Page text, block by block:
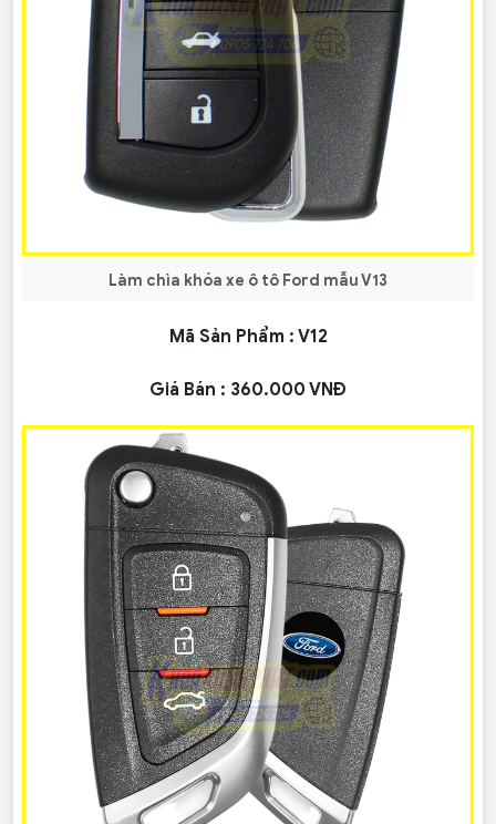
Làm chìa khóa xe ô tô Ford mẫu V13
Mã Sản Phẩm : V12
Giá Bán : 360.000 VNĐ